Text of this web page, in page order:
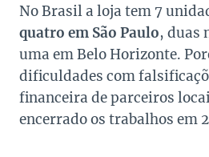
No Brasil a loja tem 7
quatro em São Paulo, duas
uma em Belo Horizonte.
dificuldades com
financeira de parceiros
encerrado os trabalhos em